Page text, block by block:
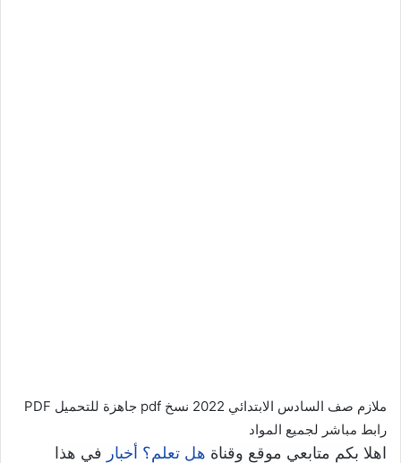
ملازم صف السادس الابتدائي 2022 نسخ pdf جاهزة للتحميل PDF
رابط مباشر لجميع المواد
اهلا بكم متابعي موقع وقناة هل تعلم؟ أخبار في هذا